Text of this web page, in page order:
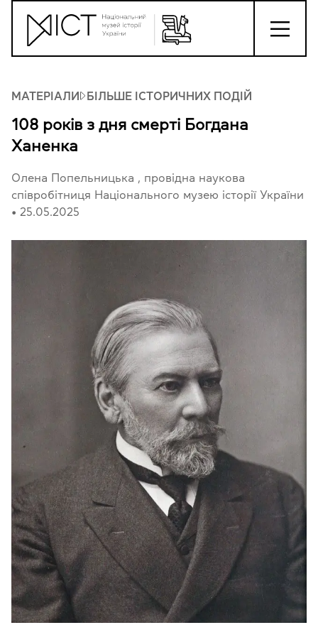
МАТЕРІАЛИ БІЛЬШЕ ІСТОРИЧНИХ ПОДІЙ
108 років з дня смерті Богдана
Ханенка
Олена Попельницька
, провідна наукова
співробітниця Національного музею історії України
• 25.05.2025